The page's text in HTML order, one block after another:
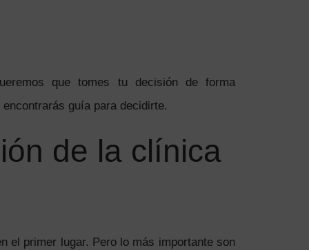
que tomes tu decisión de forma
guía para decidirte.
de la clínica
el primer lugar. Pero lo más importante son